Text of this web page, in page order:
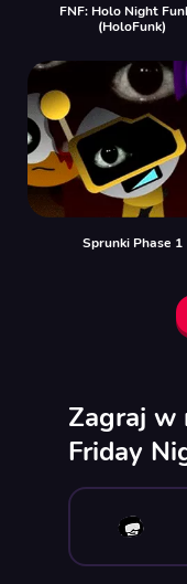
FNF: Holo Night
(HoloFunk)
Sprunki Phase 1
Zagraj w
Friday